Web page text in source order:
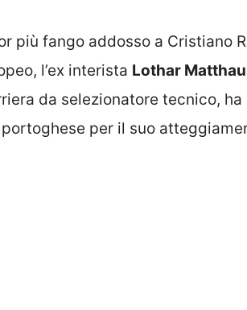
più fango addosso a Cristiano
l’ex interista Lothar
da selezionatore tecnico,
per il suo